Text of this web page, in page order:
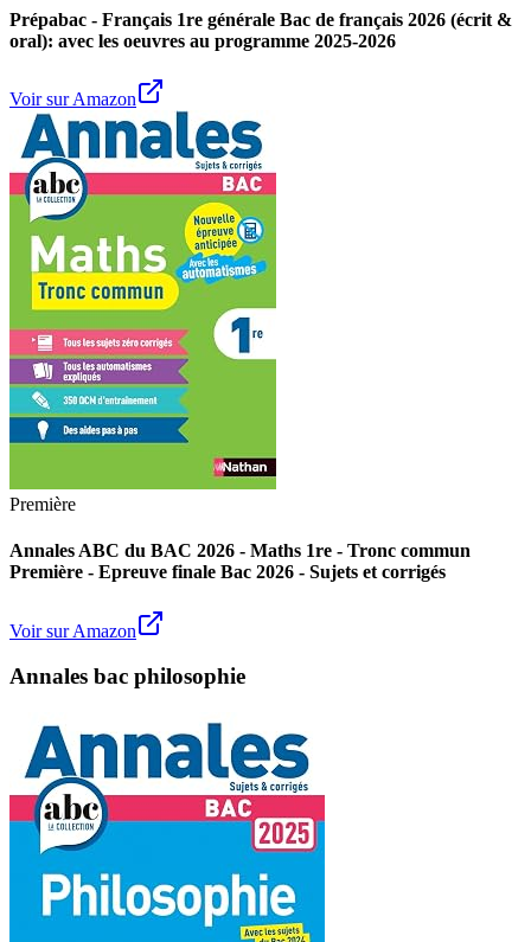
Prépabac - Français 1re générale Bac de français 2026 (écrit &
oral): avec les oeuvres au programme 2025-2026
Voir sur Amazon
Première
Annales ABC du BAC 2026 - Maths 1re - Tronc commun
Première - Epreuve finale Bac 2026 - Sujets et corrigés
Voir sur Amazon
Annales bac philosophie